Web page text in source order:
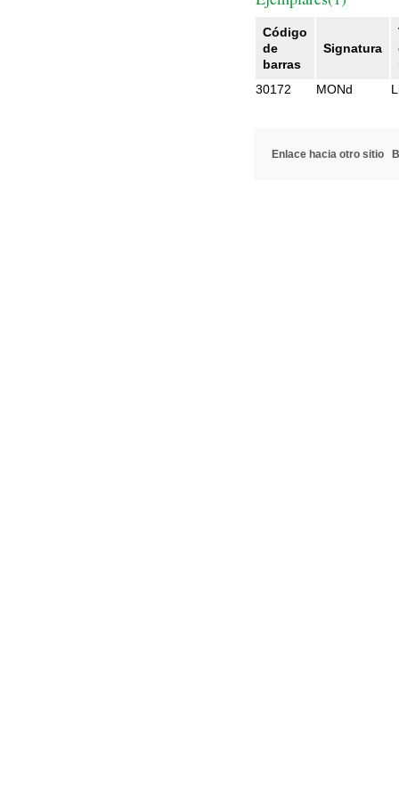
Código
de
barras
Signatura
30172
MONd
Enlace hacia otro sitio